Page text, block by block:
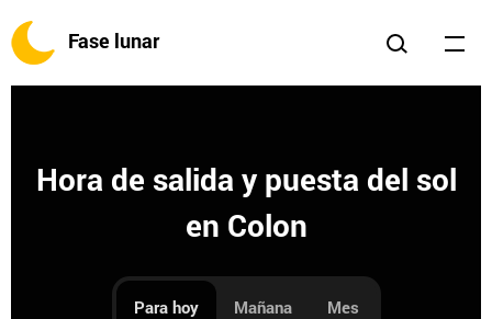
Fase lunar
Hora de salida y puesta del sol
en Colon
Para hoy Mañana Mes